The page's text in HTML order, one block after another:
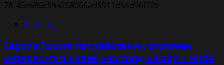
Samsung
Европейските потребители с огромен
интерес към новия Samsung Galaxy Z Fold8